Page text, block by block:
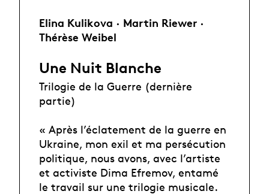
Elina Kulikova · Martin Riewer ·
Thérèse Weibel
Une Nuit Blanche
Trilogie de la Guerre (dernière
partie)
« Après l’éclatement de la guerre en
Ukraine, mon exil et ma persécution
politique, nous avons, avec l’artiste
et activiste Dima Efremov, entamé
le travail sur une trilogie musicale.